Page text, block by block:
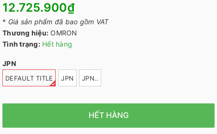
12.725.900₫
* Giá sản phẩm đã bao gồm VAT
Thương hiệu: OMRON
Tình trạng: Hết hàng
JPN
DEFAULT TITLE JPN JPN..
HẾT HÀNG